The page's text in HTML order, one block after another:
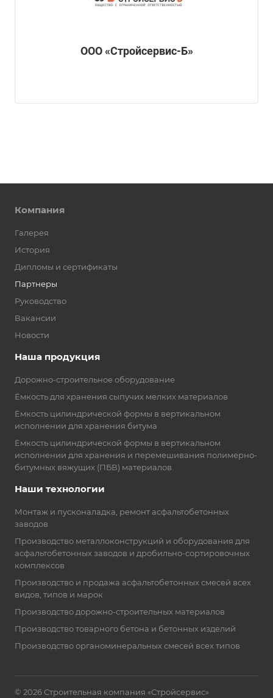
ООО «Стройсервис-Б»
Компания
Галерея
История
Дипломы и сертификаты
Партнеры
Руководство
Вакансии
Новости
Наша продукция
Дорожно-строительное оборудование
Ёмкость для хранения сыпучих мелких материалов
Ёмкость цилиндрической формы в вертикальном
исполнении для хранения битума
Ёмкость цилиндрической формы в вертикальном
исполнении для хранения и перемешивания полимерно-
битумных вяжущих (ПБВ) материалов.
Наши технологии
Монтаж и пусконаладка, ремонт асфальтобетонных
заводов
Производство металлоконструкций и оборудования для
асфальтобетонных заводов и дробильно-сортировочных
комплексов
Производство и продажа асфальтобетонных смесей всех
видов, типов и марок
Производство дорожно-строительных материалов
Производство товарного бетона и бетонных изделий
Производство органоминеральных смесей всех типов
© 2026 Строительная компания «Стройсервис»